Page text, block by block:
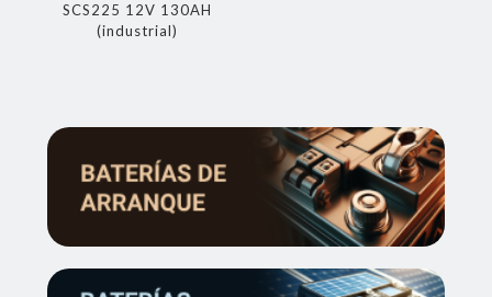
SCS225 12V 130AH
(industrial)